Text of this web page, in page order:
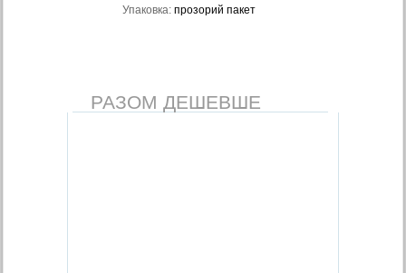
Упаковка: прозорий пакет
РАЗОМ ДЕШЕВШЕ